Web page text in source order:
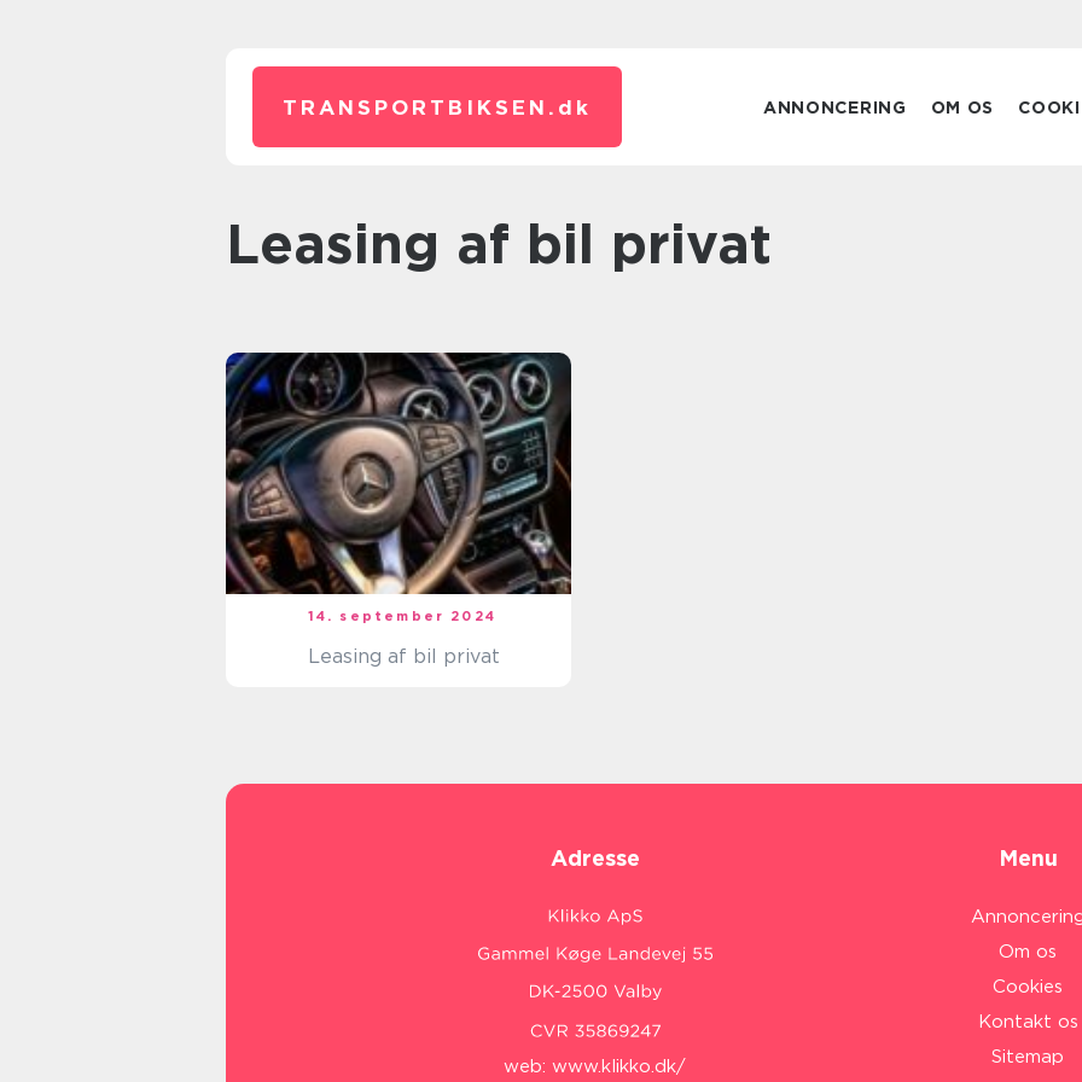
TRANSPORTBIKSEN. dk ANNONCERING OM OS
leasing af bil privat
14. september 2024
Leasing af bil privat
Adresse
web:www.klikko.dk/
Menu
Om os
Cookies
Kontakt os
Sitemap